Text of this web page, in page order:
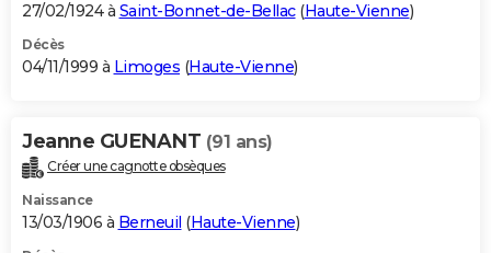
27/02/1924 à Saint-Bonnet-de-Bellac(Haute-Vienne)
Décès
04/11/1999 à Limoges (Haute-Vienne)
Jeanne GUENANT (91 ans)
Créer une cagnotte obsèques
Naissance
13/03/1906 à Berneuil (Haute-Vienne)